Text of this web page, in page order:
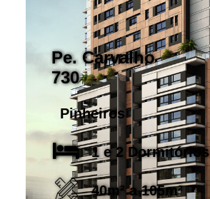
Pe. Carvalho
730
Pinheiros
1 e 2 Dormitórios
40m² a 105m²